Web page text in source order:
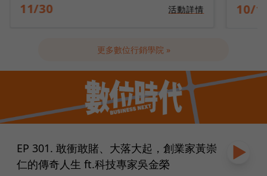
10/14 活動詳情 09/
更多數位行銷學院 »
EP 301. 敢衝敢賭、大落大起，創業家黃崇
仁的傳奇人生 ft.科技專家吳金榮